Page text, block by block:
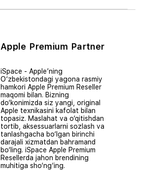
Apple Premium Partner
iSpace - Apple’ning
O‘zbekistondagi yagona rasmiy
hamkori Apple Premium Reseller
maqomi bilan. Bizning
do‘konimizda siz yangi, original
Apple texnikasini kafolat bilan
topasiz. Maslahat va o‘qitishdan
tortib, aksessuarlarni sozlash va
tanlashgacha bo‘lgan birinchi
darajali xizmatdan bahramand
bo‘ling. iSpace Apple Premium
Resellerda jahon brendining
muhitiga sho‘ng‘ing.